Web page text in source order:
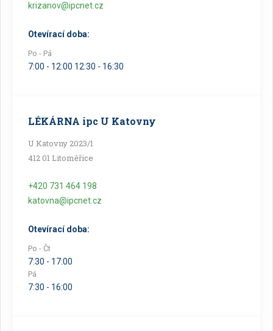
krizanov@ipcnet.cz
Otevírací doba:
Po - Pá
7:00 - 12:00 12:30 - 16:30
LÉKÁRNA ipc U Katovny
U Katovny 2023/1
412 01 Litoměřice
+420 731 464 198
katovna@ipcnet.cz
Otevírací doba:
Po - Čt
7:30 - 17:00
Pá
7:30 - 16:00